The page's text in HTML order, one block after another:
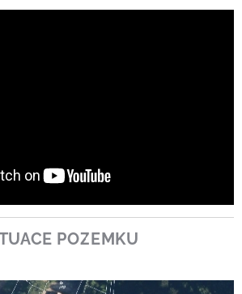
POZEMKU